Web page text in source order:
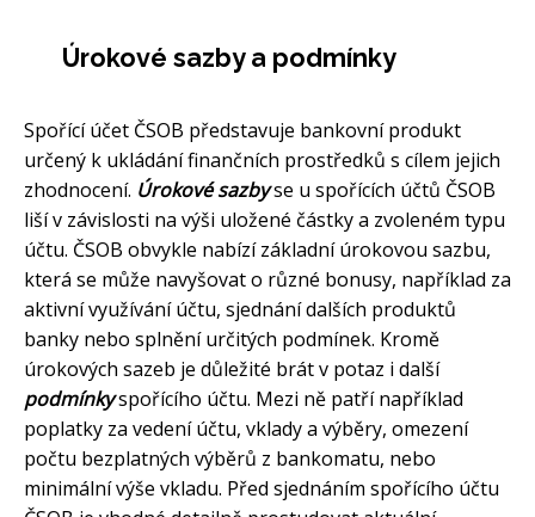
Úrokové sazby a podmínky
Spořící účet ČSOB představuje bankovní produkt
určený k ukládání finančních prostředků s cílem jejich
zhodnocení. Úrokové sazbyse u spořících účtů ČSOB
liší v závislosti na výši uložené částky a zvoleném typu
účtu. ČSOB obvykle nabízí základní úrokovou sazbu,
která se může navyšovat o různé bonusy, například za
aktivní využívání účtu, sjednání dalších produktů
banky nebo splnění určitých podmínek. Kromě
úrokových sazeb je důležité brát v potaz i další
podmínkyspořícího účtu. Mezi ně patří například
poplatky za vedení účtu, vklady a výběry, omezení
počtu bezplatných výběrů z bankomatu, nebo
minimální výše vkladu. Před sjednáním spořícího účtu